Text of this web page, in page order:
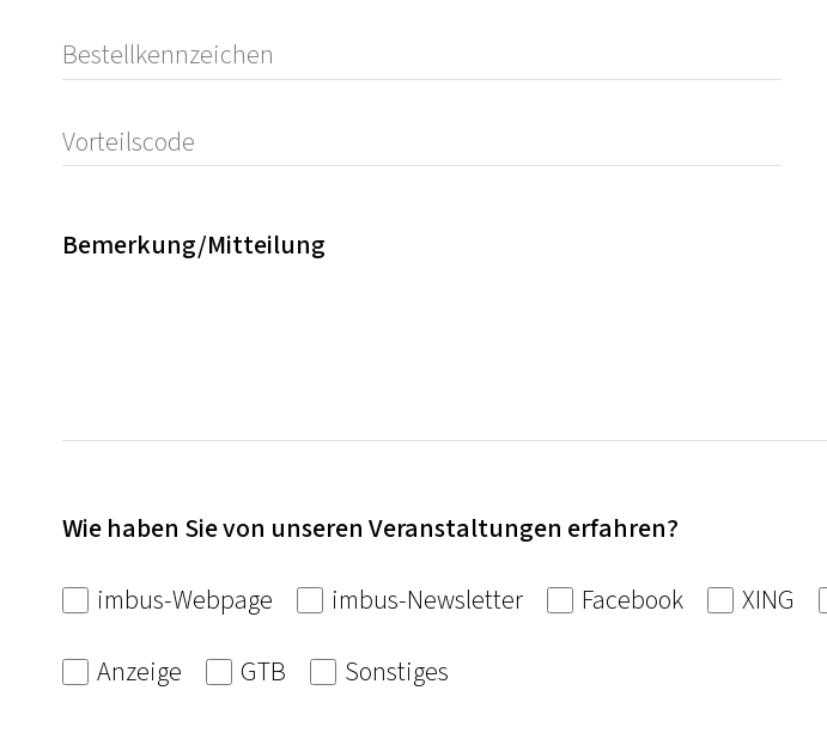
Bemerkung/Mitteilung
Wie haben Sie von unseren Veranstaltungen erfahren?
imbus-Webpage
imbus-Newsletter Facebook XING
Anzeige
GTB Sonstiges